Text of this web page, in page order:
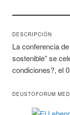
DESCRIPCIÓN
La conferencia
sostenible” se
condiciones?, el
DEUSTOFORUM